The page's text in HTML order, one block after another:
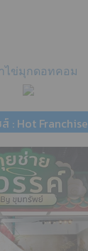
: Hot Franchise